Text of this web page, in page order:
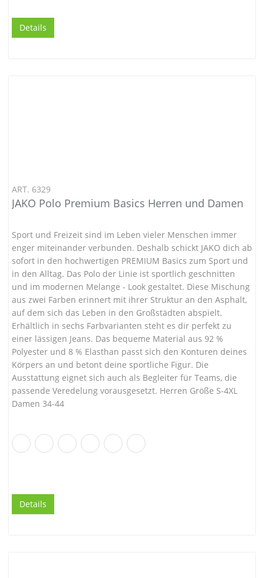
Details
ART. 6329
JAKO Polo Premium Basics Herren und Damen
Sport und Freizeit sind im Leben vieler Menschen immer
enger miteinander verbunden. Deshalb schickt JAKO dich ab
sofort in den hochwertigen PREMIUM Basics zum Sport und
in den Alltag. Das Polo der Linie ist sportlich geschnitten
und im modernen Melange - Look gestaltet. Diese Mischung
aus zwei Farben erinnert mit ihrer Struktur an den Asphalt,
auf dem sich das Leben in den Großstädten abspielt.
Erhältlich in sechs Farbvarianten steht es dir perfekt zu
einer lässigen Jeans. Das bequeme Material aus 92 %
Polyester und 8 % Elasthan passt sich den Konturen deines
Körpers an und betont deine sportliche Figur. Die
Ausstattung eignet sich auch als Begleiter für Teams, die
passende Veredelung vorausgesetzt. Herren Größe S-4XL
Damen 34-44
Details